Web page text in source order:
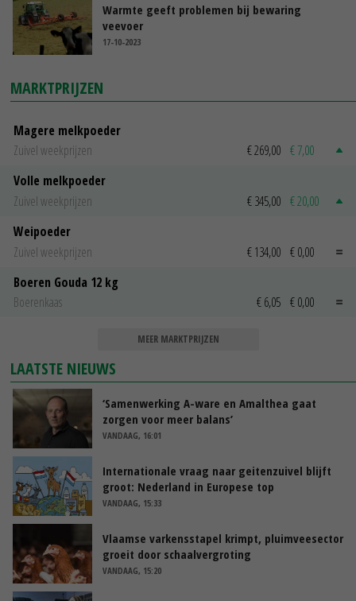
Warmte geeft problemen bij bewaring
veevoer
17-10-2023
MARKTPRIJZEN
Magere melkpoeder
Zuivel weekprijzen
€ 269,00 € 7,00
Volle melkpoeder
Zuivel weekprijzen
€ 345,00 € 20,00
Weipoeder
Zuivel weekprijzen
€ 134,00 € 0,00
Boeren Gouda 12 kg
Boerenkaas
€ 6,05 € 0,00
MEER MARKTPRIJZEN
LAATSTE NIEUWS
‘Samenwerking A-ware en Amalthea gaat
zorgen voor meer balans’
VANDAAG, 16:01
Internationale vraag naar geitenzuivel blijft
groot: Nederland in Europese top
VANDAAG, 15:33
Vlaamse varkensstapel krimpt, pluimveesector
groeit door schaalvergroting
VANDAAG, 15:20